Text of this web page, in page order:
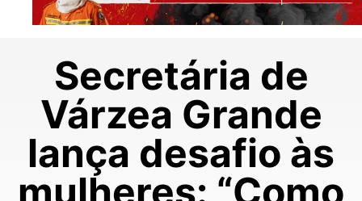
Secretária de
Várzea Grande
lança desafio às